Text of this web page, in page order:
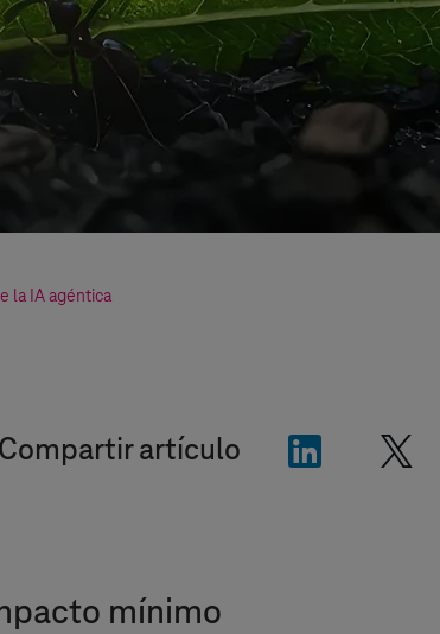
la IA agéntica
Compartir artículo "LinkedIn"
mínimo